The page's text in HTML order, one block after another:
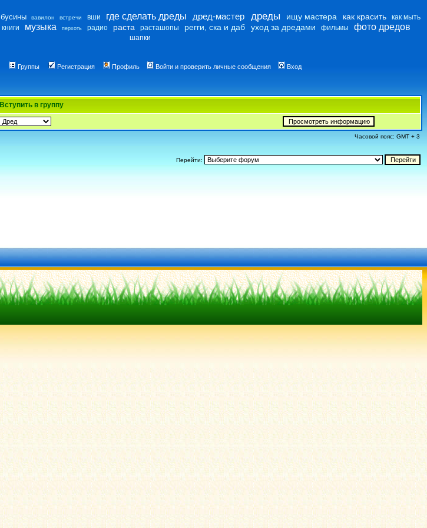
бусины вавилон встречи вши где сделать дреды дред-мастер дреды ищу мастера как красить как мыть
книги музыка перхоть радио раста расташопы регги, ска и даб уход за дредами фильмы фото дредов
шапки
Группы Регистрация Профиль Войти и проверить личные сообщения Вход
Вступить в группу
Часовой пояс: GMT + 3
Перейти: